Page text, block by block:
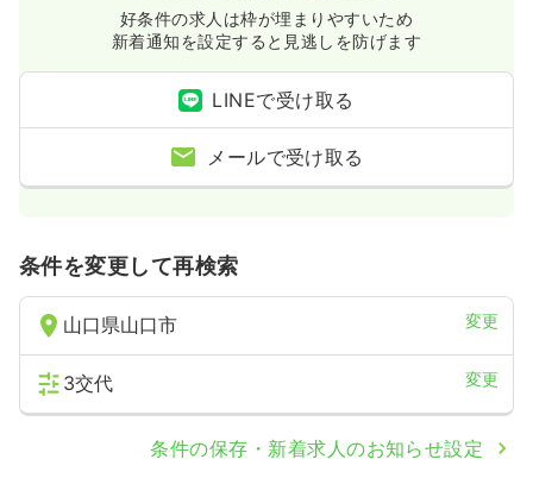
好条件の求人は枠が埋まりやすいため
新着通知を設定すると見逃しを防げます
LINEで受け取る
メールで受け取る
条件を変更して再検索
山口県山口市 変更
3交代 変更
条件の保存・新着求人のお知らせ設定